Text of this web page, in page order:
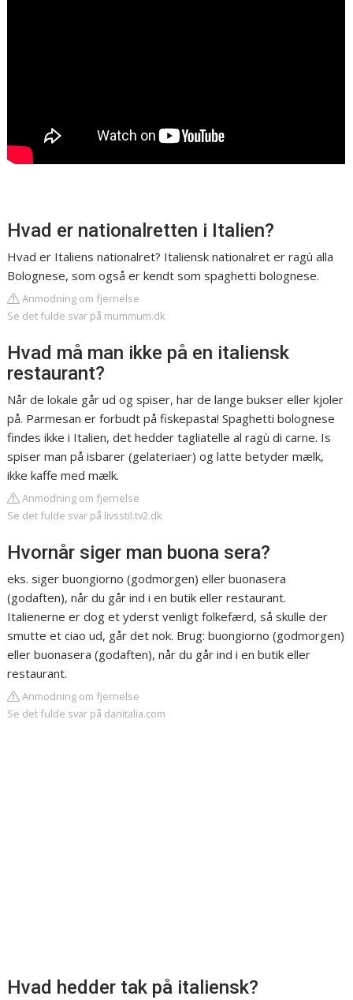
Hvad er nationalretten i Italien?
Hvad er Italiens nationalret? Italiensk nationalret er ragù alla
Bolognese, som også er kendt som spaghetti bolognese.
Anmodning om fjernelse
Se det fulde svar på mummum.dk
Hvad må man ikke på en italiensk
restaurant?
Når de lokale går ud og spiser, har de lange bukser eller kjoler
på. Parmesan er forbudt på fiskepasta! Spaghetti bolognese
findes ikke i Italien, det hedder tagliatelle al ragù di carne. Is
spiser man på isbarer (gelateriaer) og latte betyder mælk,
ikke kaffe med mælk.
Anmodning om fjernelse
Se det fulde svar på livsstil.tv2.dk
Hvornår siger man buona sera?
eks. siger buongiorno (godmorgen) eller buonasera
(godaften), når du går ind i en butik eller restaurant.
Italienerne er dog et yderst venligt folkefærd, så skulle der
smutte et ciao ud, går det nok. Brug: buongiorno (godmorgen)
eller buonasera (godaften), når du går ind i en butik eller
restaurant.
Anmodning om fjernelse
Se det fulde svar på danitalia.com
Hvad hedder tak på italiensk?